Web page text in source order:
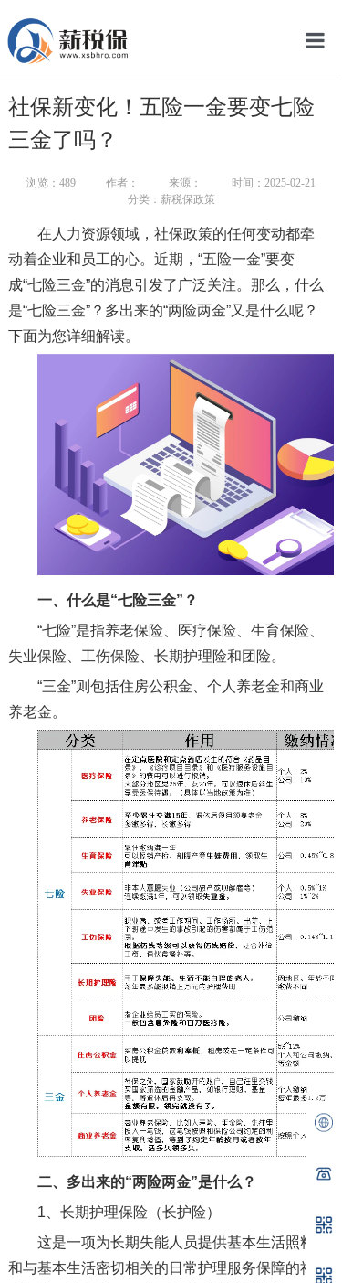
网
社保新变化！五险一金要变七险
三金了吗？
浏览： 489 作者： 来源：
时间：2025-02-21
分类：薪税保政策
在人力资源领域，社保政策的任何变动都牵
动着企业和员工的心。近期，“五险一金”要变
成“七险三金”的消息引发了广泛关注。那么，什么
是“七险三金”？多出来的“两险两金”又是什么呢？
下面为您详细解读。
一、什么是“七险三金”？
“七险”是指养老保险、医疗保险、生育保险、
失业保险、工伤保险、长期护理险和团险。
“三金”则包括住房公积金、个人养老金和商业
养老金。
二、多出来的“两险两金”是什么？
1、长期护理保险（长护险）
这是一项为长期失能人员提供基本生活照料
和与基本生活密切相关的日常护理服务保障的社